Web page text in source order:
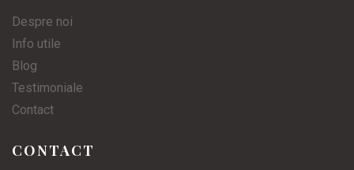
Despre noi
Info utile
Blog
Testimoniale
Contact
CONTACT